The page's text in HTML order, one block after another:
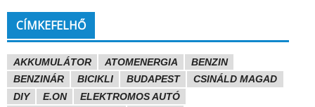
CÍMKEFELHŐ
AKKUMULÁTOR ATOMENERGIA
BENZIN
BENZINÁR
BICIKLI BUDAPEST
CSINÁLD MAGAD
DIY
E.ON
ELEKTROMOS AUTÓ